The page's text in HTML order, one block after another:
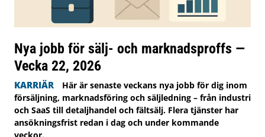
Nya jobb för sälj- och marknadsproffs —
Vecka 22, 2026
KARRIÄR
Här är senaste veckans nya jobb för dig inom
försäljning, marknadsföring och säljledning – från industri
och SaaS till detaljhandel och fältsälj. Flera tjänster har
ansökningsfrist redan i dag och under kommande